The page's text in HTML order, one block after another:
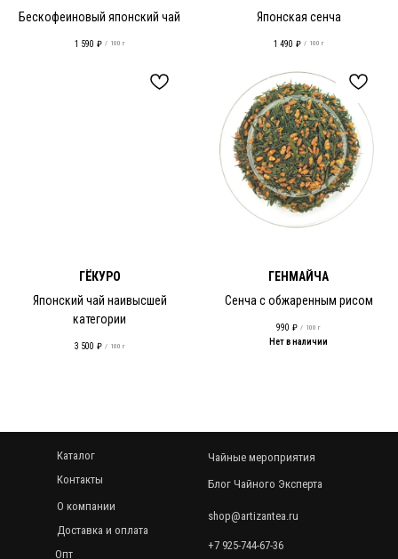
Бескофеиновый японский чай
1 590 ₽ / 100 г
Японская сенча
1 490 ₽ / 100 г
ГЁКУРО
Японский чай наивысшей
категории
3 500 ₽ / 100 г
ГЕНМАЙЧА
Сенча с обжаренным рисом
990 ₽ / 100 г
Нет в наличии
О компании
shop@artizantea.ru
+7 925-744-67-36
Доставка и оплата
Чайные мероприятия
Блог Чайного Эксперта
Контакты
Каталог
Опт